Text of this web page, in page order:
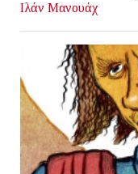
Ιλάν Μανουάχ